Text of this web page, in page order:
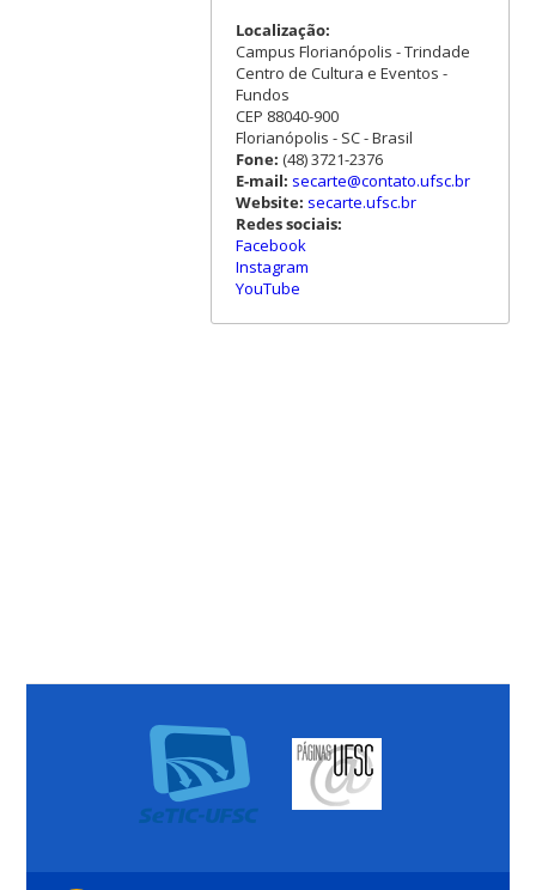
Localização:
Campus Florianópolis - Trindade
Centro de Cultura e Eventos -
Fundos
CEP 88040-900
Florianópolis - SC - Brasil
Fone: (48) 3721-2376
E-mail: secarte@contato.ufsc.br
Website: secarte.ufsc.br
Redes sociais:
Facebook
Instagram
YouTube